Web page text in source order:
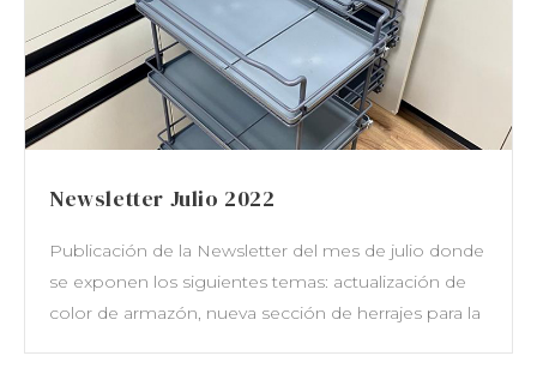
Newsletter Julio 2022
Publicación de la Newsletter del mes de julio donde
se exponen los siguientes temas: actualización de
color de armazón, nueva sección de herrajes para la